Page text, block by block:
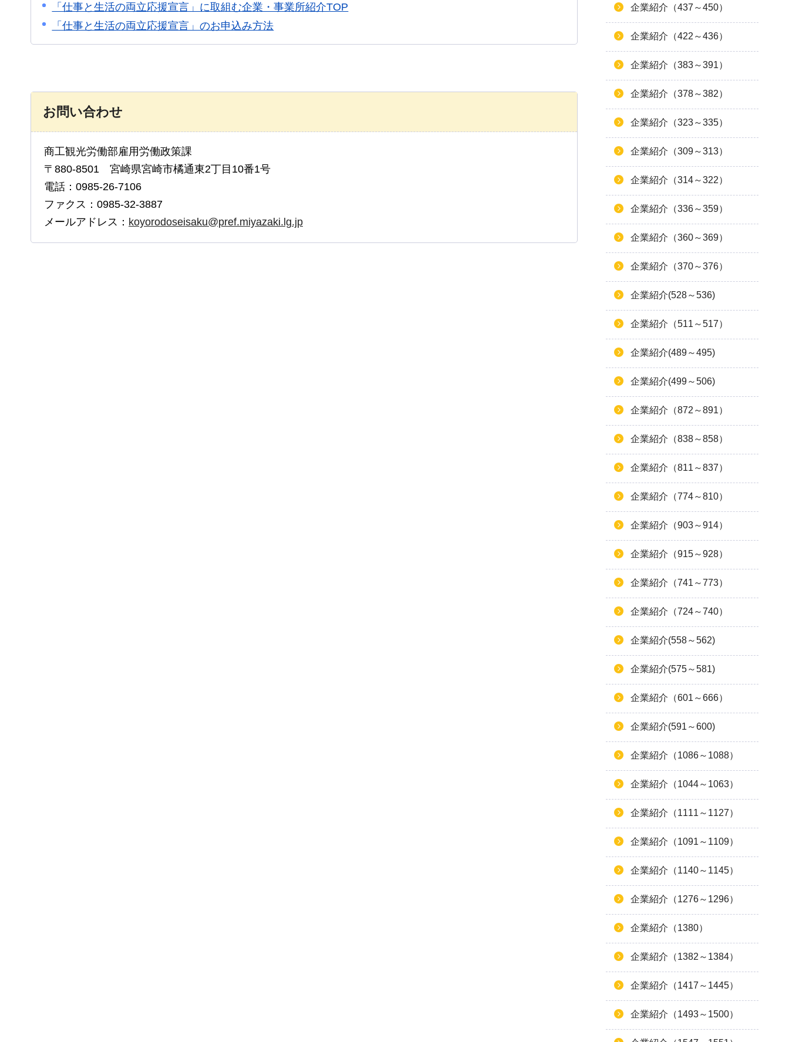
「仕事と生活の両立応援宣言」に取組む企業・事業所紹介TOP
「仕事と生活の両立応援宣言」のお申込み方法
お問い合わせ
商工観光労働部雇用労働政策課
〒880-8501 宮崎県宮崎市橘通東2丁目10番1号
電話：0985-26-7106
ファクス：0985-32-3887
メールアドレス： koyorodoseisaku@pref.miyazaki.lg.jp
企業紹介（437～450）
企業紹介（422～436）
企業紹介（383～391）
企業紹介（378～382）
企業紹介（323～335）
企業紹介（309～313）
企業紹介（314～322）
企業紹介（336～359）
企業紹介（360～369）
企業紹介（370～376）
企業紹介(528～536)
企業紹介（511～517）
企業紹介(489～495)
企業紹介(499～506)
企業紹介（872～891）
企業紹介（838～858）
企業紹介（811～837）
企業紹介（774～810）
企業紹介（903～914）
企業紹介（915～928）
企業紹介（741～773）
企業紹介（724～740）
企業紹介(558～562)
企業紹介(575～581)
企業紹介（601～666）
企業紹介(591～600)
企業紹介（1086～1088）
企業紹介（1044～1063）
企業紹介（1111～1127）
企業紹介（1091～1109）
企業紹介（1140～1145）
企業紹介（1276～1296）
企業紹介（1380）
企業紹介（1382～1384）
企業紹介（1417～1445）
企業紹介（1493～1500）